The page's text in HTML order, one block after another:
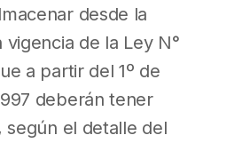
desde la
vigencia de la Ley N°
a partir del 1º de
deberán tener
según el detalle del